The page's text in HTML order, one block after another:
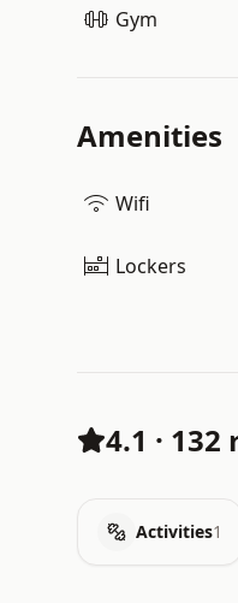
Gym
Amenities
Wifi
Lockers
4.1 · 132
Activities1